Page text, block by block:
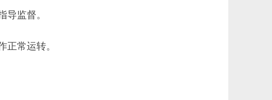
监督。
常运转。